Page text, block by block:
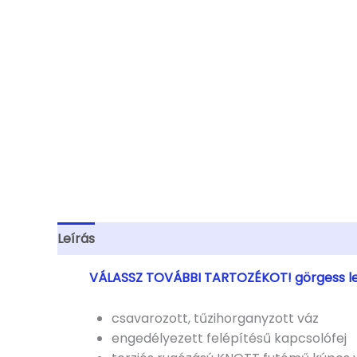
Leírás
VÁLASSZ TOVÁBBI TARTOZÉKOT!
csavarozott, tűzihorganyzott váz
engedélyezett felépítésű kapcsolófej